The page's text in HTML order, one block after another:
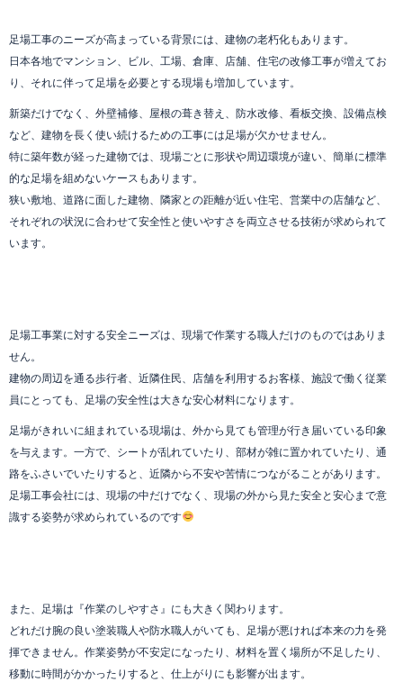
足場工事のニーズが高まっている背景には、建物の老朽化もあります。
日本各地でマンション、ビル、工場、倉庫、店舗、住宅の改修工事が増えてお
り、それに伴って足場を必要とする現場も増加しています。
新築だけでなく、外壁補修、屋根の葺き替え、防水改修、看板交換、設備点検
など、建物を長く使い続けるための工事には足場が欠かせません。
特に築年数が経った建物では、現場ごとに形状や周辺環境が違い、簡単に標準
的な足場を組めないケースもあります。
狭い敷地、道路に面した建物、隣家との距離が近い住宅、営業中の店舗など、
それぞれの状況に合わせて安全性と使いやすさを両立させる技術が求められて
います。
足場工事業に対する安全ニーズは、現場で作業する職人だけのものではありま
せん。
建物の周辺を通る歩行者、近隣住民、店舗を利用するお客様、施設で働く従業
員にとっても、足場の安全性は大きな安心材料になります。
足場がきれいに組まれている現場は、外から見ても管理が行き届いている印象
を与えます。一方で、シートが乱れていたり、部材が雑に置かれていたり、通
路をふさいでいたりすると、近隣から不安や苦情につながることがあります。
足場工事会社には、現場の中だけでなく、現場の外から見た安全と安心まで意
識する姿勢が求められているのです
また、足場は『作業のしやすさ』にも大きく関わります。
どれだけ腕の良い塗装職人や防水職人がいても、足場が悪ければ本来の力を発
揮できません。作業姿勢が不安定になったり、材料を置く場所が不足したり、
移動に時間がかかったりすると、仕上がりにも影響が出ます。